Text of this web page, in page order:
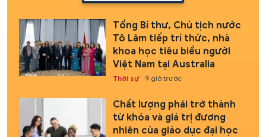
Tổng Bí thư, Chủ tịch nước
Tô Lâm tiếp trí thức, nhà
khoa học tiêu biểu người
Việt Nam tại Australia
Thời sự 9 giờ trước
Chất lượng phải trở thành
từ khóa và giá trị đương
nhiên của giáo dục đại học